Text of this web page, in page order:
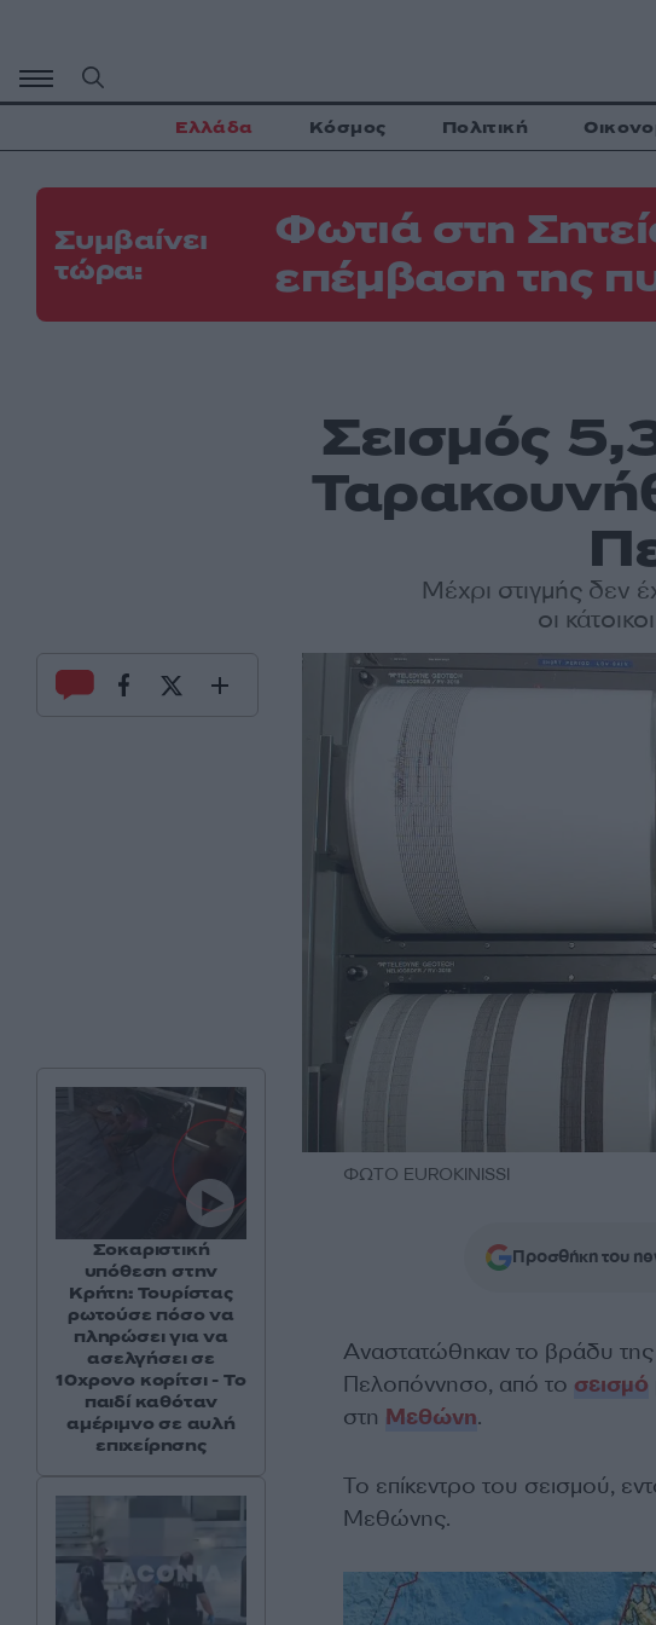
περιεχόμενο
Ελλάδα Κόσμος Πολιτική
Συμβαίνει
τώρα:
Φωτιά στη
επέμβαση της
Σεισμός
Μέχρι στιγμής δεν
οι
ΦΩΤΟ EUROKINISSI
Προσθήκη του
Αναστατώθηκαν το βράδυ της
Πελοπόννησο, από το σεισμό
στη Μεθώνη.
Το επίκεντρο του σεισμού,
Μεθώνης.
Σοκαριστική
υπόθεση στην
Κρήτη: Τουρίστας
ρωτούσε πόσο να
πληρώσει για να
ασελγήσει σε
10χρονο κορίτσι - Το
παιδί καθόταν
αμέριμνο σε αυλή
επιχείρησης